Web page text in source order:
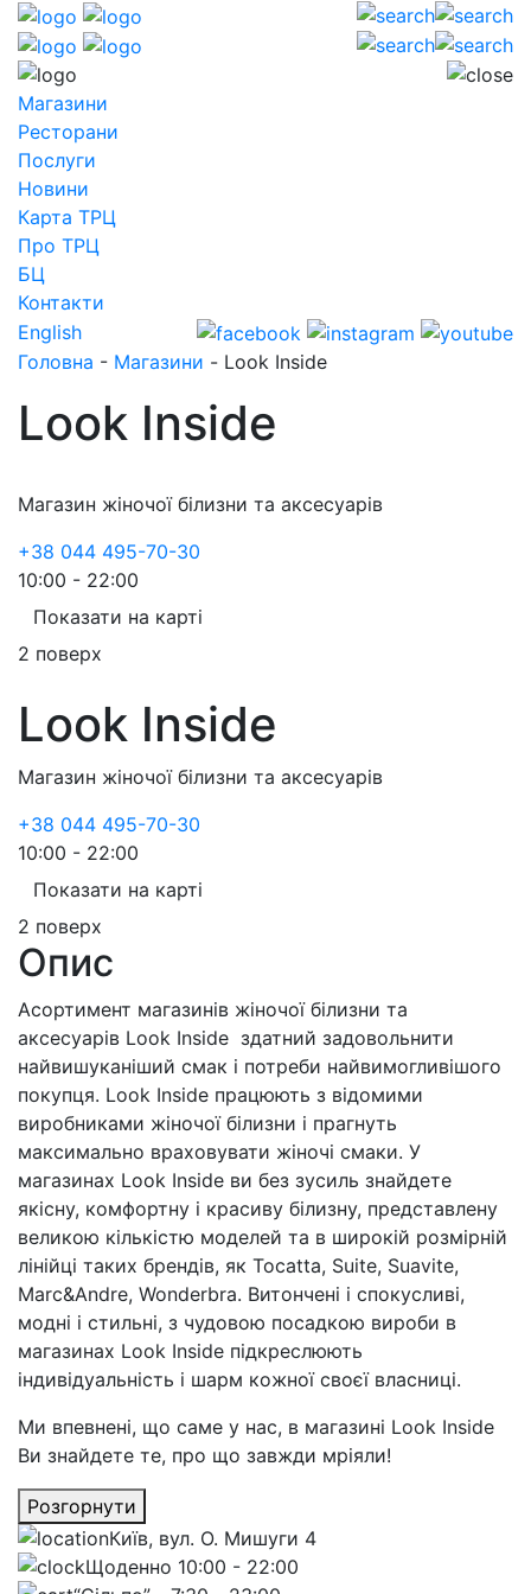
Магазини
Ресторани
Послуги
Новини
Карта ТРЦ
Про ТРЦ
БЦ
Контакти
English
Головна - Магазини - Look Inside
Look Inside
Магазин жіночої білизни та аксесуарів
+38 044 495-70-30
10:00 - 22:00
Показати на карті
2 поверх
Look Inside
Магазин жіночої білизни та аксесуарів
+38 044 495-70-30
10:00 - 22:00
Показати на карті
2 поверх
Опис
Асортимент магазинів жіночої білизни та
аксесуарів Look Inside здатний задовольнити
найвишуканіший смак і потреби найвимогливішого
покупця. Look Inside працюють з відомими
виробниками жіночої білизни і прагнуть
максимально враховувати жіночі смаки. У
магазинах Look Inside ви без зусиль знайдете
якісну, комфортну і красиву білизну, представлену
великою кількістю моделей та в широкій розмірній
лінійці таких брендів, як Tocatta, Suite, Suavite,
Marc&Andre, Wonderbra. Витончені і спокусливі,
модні і стильні, з чудовою посадкою вироби в
магазинах Look Inside підкреслюють
індивідуальність і шарм кожної своєї власниці.
Ми впевнені, що саме у нас, в магазині Look Inside
Ви знайдете те, про що завжди мріяли!
Розгорнути
Київ, вул. О. Мишуги 4
Щоденно 10:00 - 22:00